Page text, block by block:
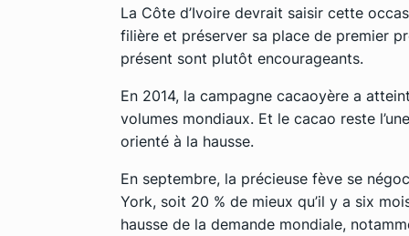
La Côte d’Ivoire devrait saisir cette
filière et préserver sa place de premier
présent sont plutôt encourageants.
En 2014, la campagne cacaoyère a
volumes mondiaux. Et le cacao reste
orienté à la hausse.
En septembre, la précieuse fève se
York, soit 20 % de mieux qu’il y a six
hausse de la demande mondiale,